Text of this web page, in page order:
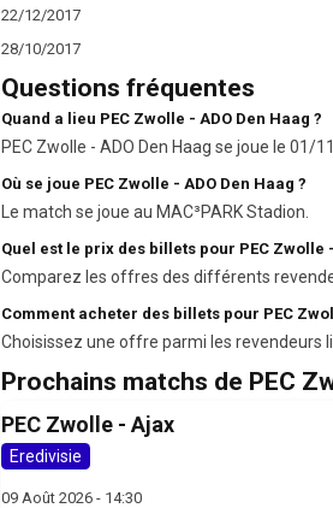
22/12/2017
28/10/2017
Questions fréquentes
Quand a lieu PEC Zwolle - ADO Den Haag ?
PEC Zwolle - ADO Den Haag se joue le 01/
Où se joue PEC Zwolle - ADO Den Haag ?
Le match se joue au MAC³PARK Stadion.
Quel est le prix des billets pour PEC Zwolle
Comparez les offres des différents
Comment acheter des billets pour PEC
Choisissez une offre parmi les revendeurs
Prochains matchs de PEC
PEC Zwolle - Ajax
Eredivisie
09 Août 2026 - 14:30